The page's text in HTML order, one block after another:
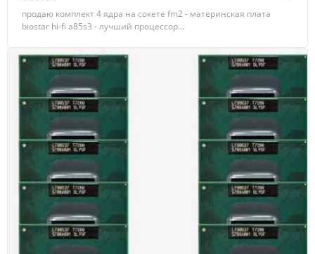
продаю комплект 4 ядра на сокете fm2 - материнская плата
biostar hi-fi a85s3 - лучший процессор...